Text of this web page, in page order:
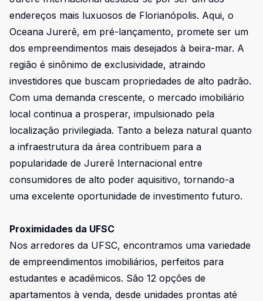
endereços mais luxuosos de Florianópolis. Aqui, o
Oceana Jurerê, em pré-lançamento, promete ser um
dos empreendimentos mais desejados à beira-mar. A
região é sinônimo de exclusividade, atraindo
investidores que buscam propriedades de alto padrão.
Com uma demanda crescente, o mercado imobiliário
local continua a prosperar, impulsionado pela
localização privilegiada. Tanto a beleza natural quanto
a infraestrutura da área contribuem para a
popularidade de Jurerê Internacional entre
consumidores de alto poder aquisitivo, tornando-a
uma excelente oportunidade de investimento futuro.
Proximidades da UFSC
Nos arredores da UFSC, encontramos uma variedade
de empreendimentos imobiliários, perfeitos para
estudantes e acadêmicos. São 12 opções de
apartamentos à venda, desde unidades prontas até